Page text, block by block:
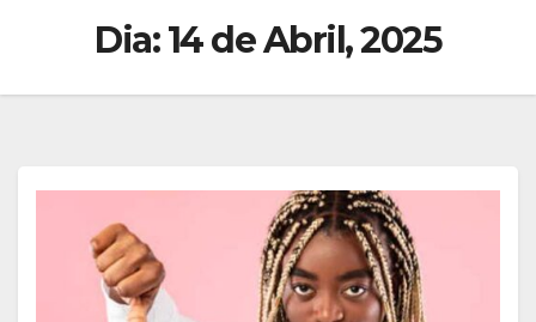
Dia:14 de Abril, 2025